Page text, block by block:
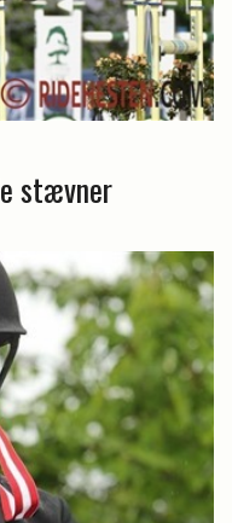
stævner